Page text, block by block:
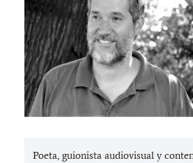
Poeta, guionista audiovisual y